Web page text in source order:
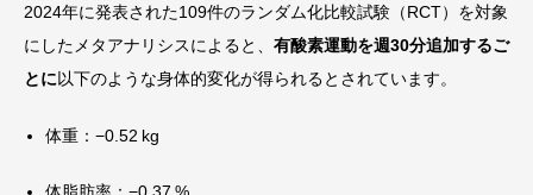
2024年に発表された109件のランダム化比較試験（RCT）を対象
にしたメタアナリシスによると、 有酸素運動を週30分追加するご
とに以下のような身体的変化が得られるとされています。
体重：−0.52 kg